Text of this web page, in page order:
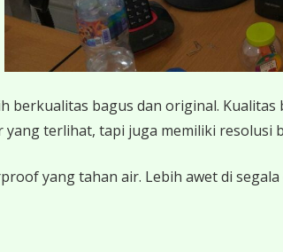
berkualitas bagus dan original.
terlihat, tapi juga memiliki
yang tahan air. Lebih awet di